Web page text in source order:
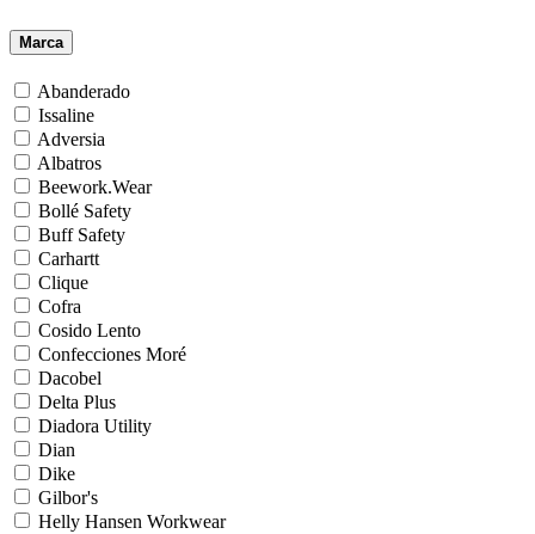
Marca
Abanderado
Issaline
Adversia
Albatros
Beework.Wear
Bollé Safety
Buff Safety
Carhartt
Clique
Cofra
Cosido Lento
Confecciones Moré
Dacobel
Delta Plus
Diadora Utility
Dian
Dike
Gilbor's
Helly Hansen Workwear